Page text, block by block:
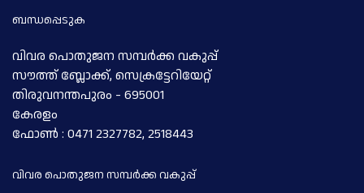
ബന്ധപ്പെടുക
വിവര പൊതുജന സമ്പര്‍ക്ക വകുപ്പ്
സൗത്ത് ബ്ലോക്ക്, സെക്രട്ടേറിയേറ്റ്
തിരുവനന്തപുരം - 695001
കേരളം
ഫോണ്‍ : 0471 2327782, 2518443
വിവര പൊതുജന സമ്പര്‍ക്ക വകുപ്പ്